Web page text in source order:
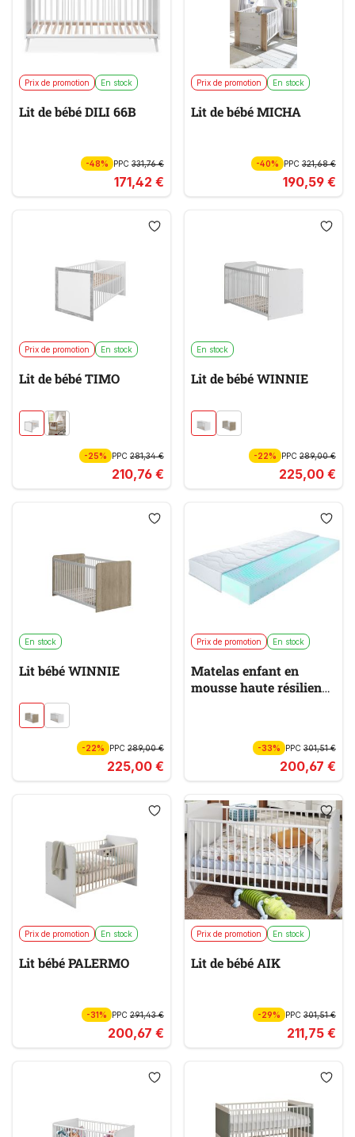
Prix de promotion En stock
Lit de bébé DILI 66B
-48% PPC 331,76 €
171,42 €
Prix de promotion En stock
Lit de bébé MICHA
-40% PPC321,68 €
190,59 €
Prix de promotion En stock
Lit de bébé TIMO
-25% PPC 281,34 €
210,76 €
En stock
Lit de bébé WINNIE
-22% PPC289,00 €
225,00 €
En stock
Lit bébé WINNIE
-22% PPC 289,00 €
225,00 €
Prix de promotion En stock
Matelas enfant en
mousse haute résilience
-33% PPC301,51 €
200,67 €
Prix de promotion En stock
Lit bébé PALERMO
-31% PPC 291,43 €
200,67 €
Prix de promotion En stock
Lit de bébé AIK
-29% PPC301,51 €
211,75 €